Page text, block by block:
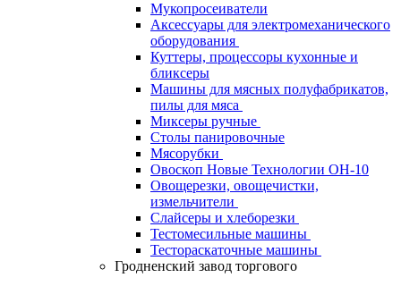
Мукопросеиватели
Аксессуары для электромеханического
оборудования
Куттеры, процессоры кухонные и
бликсеры
Машины для мясных полуфабрикатов,
пилы для мяса
Миксеры ручные
Столы панировочные
Мясорубки
Овоскоп Новые Технологии ОН-10
Овощерезки, овощечистки,
измельчители
Слайсеры и хлеборезки
Тестомесильные машины
Тестораскаточные машины
Гродненский завод торгового